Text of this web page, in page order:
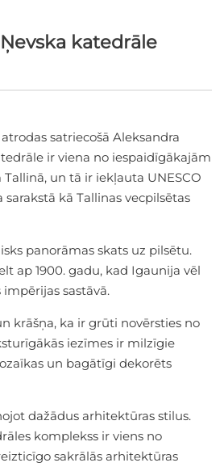
katedrāle
satriecošā Aleksandra
ir viena no iespaidīgākajām
un tā ir iekļauta UNESCO
kā Tallinas vecpilsētas
panorāmas skats uz pilsētu.
ap 1900. gadu, kad Igaunija vēl
sastāvā.
krāšņa, ka ir grūti novērsties no
iezīmes ir milzīgie
un bagātīgi dekorēts
dažādus arhitektūras stilus.
komplekss ir viens no
sakrālās arhitektūras